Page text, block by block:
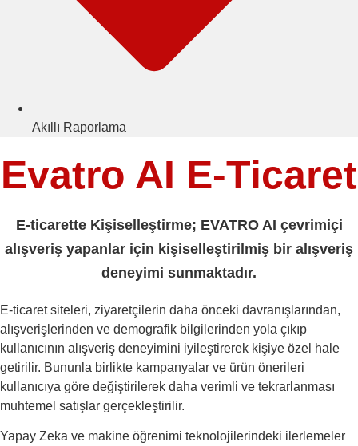
Akıllı Raporlama
Evatro AI E-Ticaret
E-ticarette Kişiselleştirme; EVATRO AI çevrimiçi
alışveriş yapanlar için kişiselleştirilmiş bir alışveriş
deneyimi sunmaktadır.
E-ticaret siteleri, ziyaretçilerin daha önceki davranışlarından,
alışverişlerinden ve demografik bilgilerinden yola çıkıp
kullanıcının alışveriş deneyimini iyileştirerek kişiye özel hale
getirilir. Bununla birlikte kampanyalar ve ürün önerileri
kullanıcıya göre değiştirilerek daha verimli ve tekrarlanması
muhtemel satışlar gerçekleştirilir.
Yapay Zeka ve makine öğrenimi teknolojilerindeki ilerlemeler